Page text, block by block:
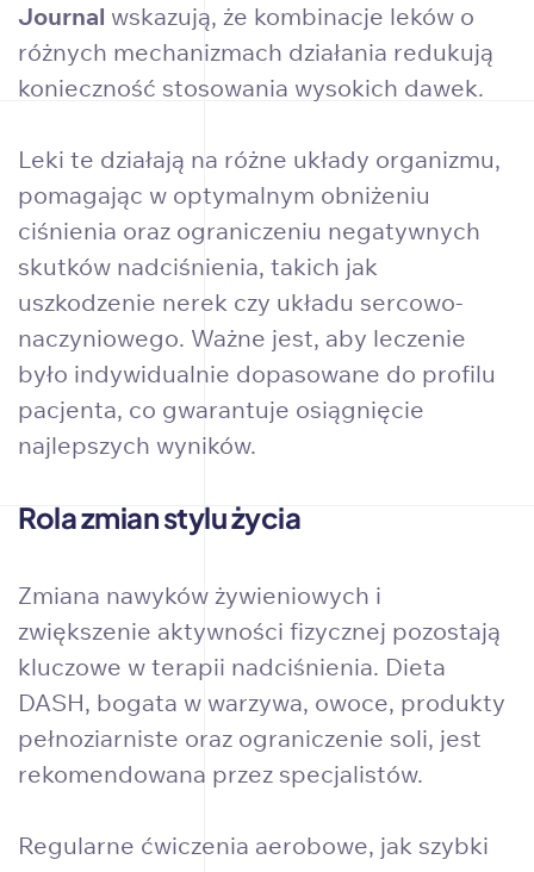
Journal wskazują, że kombinacje leków o
różnych mechanizmach działania redukują
konieczność stosowania wysokich dawek.
Leki te działają na różne układy organizmu,
pomagając w optymalnym obniżeniu
ciśnienia oraz ograniczeniu negatywnych
skutków nadciśnienia, takich jak
uszkodzenie nerek czy układu sercowo-
naczyniowego. Ważne jest, aby leczenie
było indywidualnie dopasowane do profilu
pacjenta, co gwarantuje osiągnięcie
najlepszych wyników.
Rola zmian stylu życia
Zmiana nawyków żywieniowych i
zwiększenie aktywności fizycznej pozostają
kluczowe w terapii nadciśnienia. Dieta
DASH, bogata w warzywa, owoce, produkty
pełnoziarniste oraz ograniczenie soli, jest
rekomendowana przez specjalistów.
Regularne ćwiczenia aerobowe, jak szybki